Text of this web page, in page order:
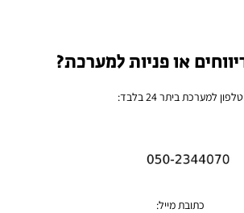
או פניות למערכת?
טלפון למערכת ביתר 24 בלבד:
כתובת מייל: